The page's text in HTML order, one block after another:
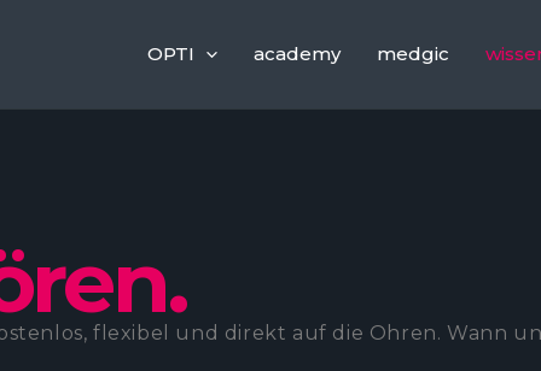
OPTI academy medgic
flexibel und direkt auf die Ohren. Wann